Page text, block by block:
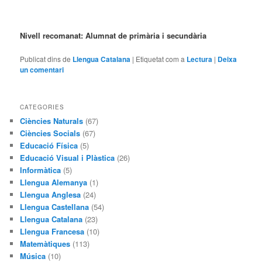
Nivell recomanat:Alumnat de primària i secundària
Publicat dins de Llengua Catalana | Etiquetat com a Lectura | Deixa
un comentari
CATEGORIES
Ciències Naturals (67)
Ciències Socials (67)
Educació Física (5)
Educació Visual i Plàstica (26)
Informàtica (5)
Llengua Alemanya (1)
Llengua Anglesa (24)
Llengua Castellana (54)
Llengua Catalana (23)
Llengua Francesa (10)
Matemàtiques (113)
Música (10)